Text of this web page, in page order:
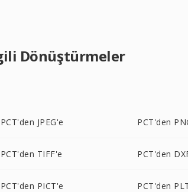
Dönüştürmeler
PCT'den JPEG'e PCT'den
PCT'den TIFF'e PCT'den
PCT'den PICT'e PCT'den